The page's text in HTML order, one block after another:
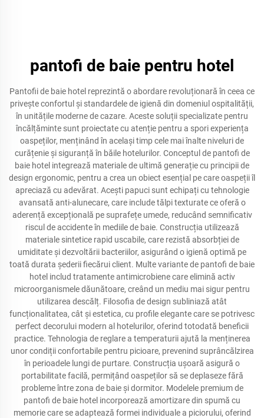
pantofi de baie pentru hotel
Pantofii de baie hotel reprezintă o abordare revoluționară în ceea ce
privește confortul și standardele de igienă din domeniul ospitalității,
în unitățile moderne de cazare. Aceste soluții specializate pentru
încălțăminte sunt proiectate cu atenție pentru a spori experiența
oaspeților, menținând în același timp cele mai înalte niveluri de
curățenie și siguranță în băile hotelurilor. Conceptul de pantofi de
baie hotel integrează materiale de ultimă generație cu principii de
design ergonomic, pentru a crea un obiect esențial pe care oaspeții îl
apreciază cu adevărat. Acești papuci sunt echipați cu tehnologie
avansată anti-alunecare, care include tălpi texturate ce oferă o
aderență excepțională pe suprafețe umede, reducând semnificativ
riscul de accidente în mediile de baie. Construcția utilizează
materiale sintetice rapid uscabile, care rezistă absorbției de
umiditate și dezvoltării bacteriilor, asigurând o igienă optimă pe
toată durata șederii fiecărui client. Multe variante de pantofi de baie
hotel includ tratamente antimicrobiene care elimină activ
microorganismele dăunătoare, creând un mediu mai sigur pentru
utilizarea descălț. Filosofia de design subliniază atât
funcționalitatea, cât și estetica, cu profile elegante care se potrivesc
perfect decorului modern al hotelurilor, oferind totodată beneficii
practice. Tehnologia de reglare a temperaturii ajută la menținerea
unor condiții confortabile pentru picioare, prevenind suprâncălzirea
în perioadele lungi de purtare. Construcția ușoară asigură o
portabilitate facilă, permițând oaspeților să se deplaseze fără
probleme între zona de baie și dormitor. Modelele premium de
pantofi de baie hotel incorporează amortizare din spumă cu
memorie care se adaptează formei individuale a piciorului, oferind